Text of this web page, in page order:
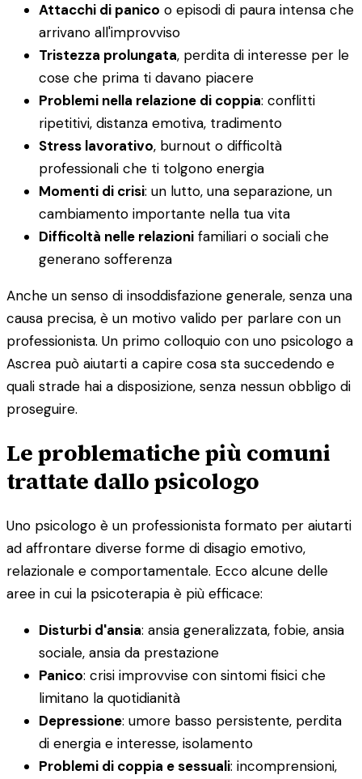
Attacchi di panico o episodi di paura intensa che
arrivano all'improvviso
Tristezza prolungata, perdita di interesse per le
cose che prima ti davano piacere
Problemi nella relazione di coppia: conflitti
ripetitivi, distanza emotiva, tradimento
Stress lavorativo, burnout o difficoltà
professionali che ti tolgono energia
Momenti di crisi: un lutto, una separazione, un
cambiamento importante nella tua vita
Difficoltà nelle relazioni familiari o sociali che
generano sofferenza
Anche un senso di insoddisfazione generale, senza una
causa precisa, è un motivo valido per parlare con un
professionista. Un primo colloquio con uno psicologo a
Ascrea può aiutarti a capire cosa sta succedendo e
quali strade hai a disposizione, senza nessun obbligo di
proseguire.
Le problematiche più comuni
trattate dallo psicologo
Uno psicologo è un professionista formato per aiutarti
ad affrontare diverse forme di disagio emotivo,
relazionale e comportamentale. Ecco alcune delle
aree in cui la psicoterapia è più efficace:
Disturbi d'ansia: ansia generalizzata, fobie, ansia
sociale, ansia da prestazione
Panico: crisi improvvise con sintomi fisici che
limitano la quotidianità
Depressione: umore basso persistente, perdita
di energia e interesse, isolamento
Problemi di coppia e sessuali: incomprensioni,